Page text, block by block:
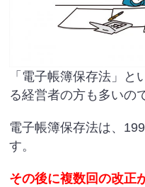
「電子帳簿保存法」
る経営者の方も多いの
電子帳簿保存法は、
す。
その後に複数回の改正